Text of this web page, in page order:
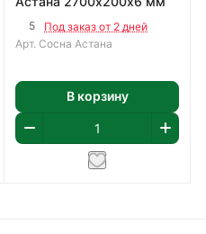
5
Под заказ от 2 дней
Арт. Сосна Астана
В корзину